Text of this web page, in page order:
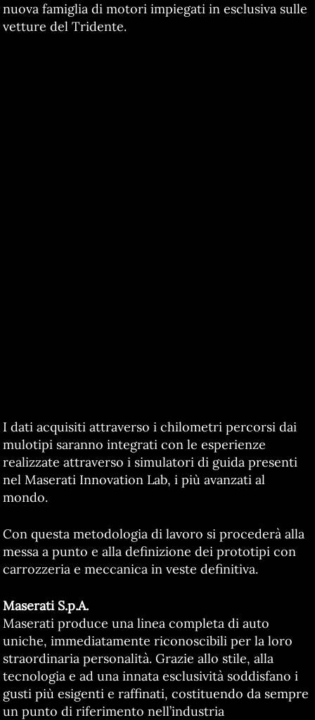
nuova famiglia di motori impiegati in esclusiva sulle
vetture del Tridente.
I dati acquisiti attraverso i chilometri percorsi dai
mulotipi saranno integrati con le esperienze
realizzate attraverso i simulatori di guida presenti
nel Maserati Innovation Lab, i più avanzati al
mondo.
Con questa metodologia di lavoro si procederà alla
messa a punto e alla definizione dei prototipi con
carrozzeria e meccanica in veste definitiva.
Maserati S.p.A.
Maserati produce una linea completa di auto
uniche, immediatamente riconoscibili per la loro
straordinaria personalità. Grazie allo stile, alla
tecnologia e ad una innata esclusività soddisfano i
gusti più esigenti e raffinati, costituendo da sempre
un punto di riferimento nell’industria